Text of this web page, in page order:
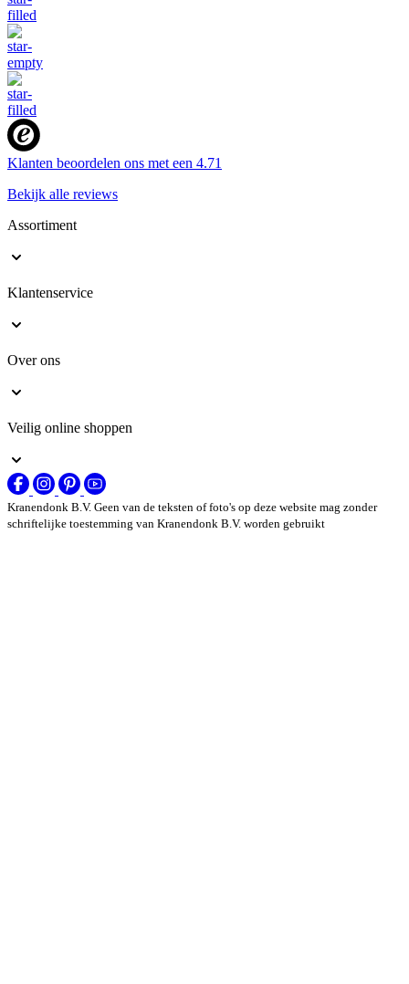
Klanten beoordelen ons met een 4.71
Bekijk alle reviews
Assortiment
Klantenservice
Over ons
Veilig online shoppen
Kranendonk B.V. Geen van de teksten of foto's op deze website mag zonder
schriftelijke toestemming van Kranendonk B.V. worden gebruikt